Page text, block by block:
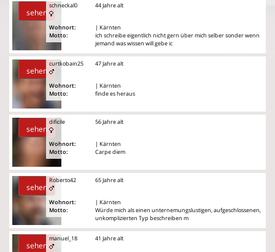
sehen
schneckal0
Wohnort:
Motto:
44 Jahre alt
| Kärnten
ich schreibe eigentlich nicht gern über mich selber sonder wenn
jemand was wissen will gebe ic
sehen
curtkobain25
Wohnort:
Motto:
47 Jahre alt
| Kärnten
finde es heraus
sehen
dificile
Wohnort:
Motto:
56 Jahre alt
| Kärnten
Carpe diem
sehen
Roberto42
Wohnort:
Motto:
65 Jahre alt
| Kärnten
Würde mich als einen unternemungslustigen, aufgeschlossenen,
unkomplizierten Typ beschreiben m
sehen
manuel_18 41 Jahre alt